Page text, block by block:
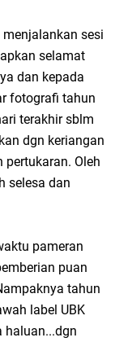
sesi
selamat
dan kepada
fotografi tahun
terakhir sblm
dgn keriangan
pertukaran. Oleh
selesa dan
pameran
puan
tahun
label UBK
haluan...dgn